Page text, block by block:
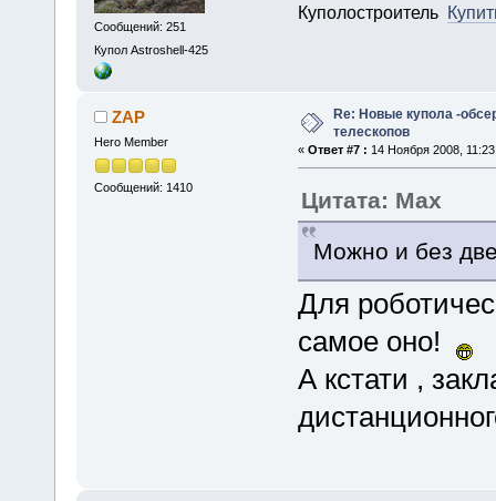
Сообщений: 251
Купол Astroshell-425
Куполостроитель
ZAP
Hero Member
Сообщений: 1410
Re: Новые купола -
телескопов
« Ответ #7 : 14 Ноября 2008,
Цитата: Max
Можно и без
Для
самое оно!
А кстати ,